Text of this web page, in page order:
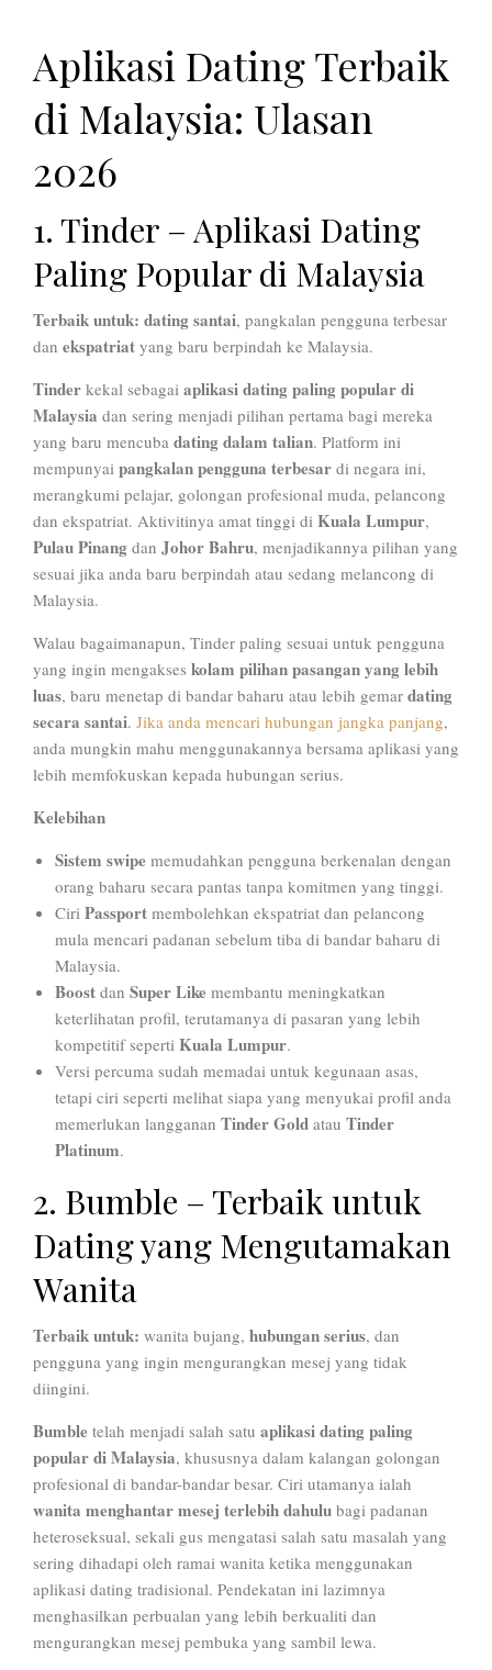
Aplikasi Dating Terbaik
di Malaysia: Ulasan
2026
1. Tinder – Aplikasi Dating
Paling Popular di Malaysia
Terbaik untuk: dating santai, pangkalan pengguna terbesar
dan ekspatriat yang baru berpindah ke Malaysia.
Tinder kekal sebagai aplikasi dating paling popular di
Malaysia dan sering menjadi pilihan pertama bagi mereka
yang baru mencuba dating dalam talian. Platform ini
mempunyai pangkalan pengguna terbesar di negara ini,
merangkumi pelajar, golongan profesional muda, pelancong
dan ekspatriat. Aktivitinya amat tinggi di Kuala Lumpur,
Pulau Pinang dan Johor Bahru, menjadikannya pilihan yang
sesuai jika anda baru berpindah atau sedang melancong di
Malaysia.
Walau bagaimanapun, Tinder paling sesuai untuk pengguna
yang ingin mengakses kolam pilihan pasangan yang lebih
luas, baru menetap di bandar baharu atau lebih gemar dating
secara santai. Jika anda mencari hubungan jangka panjang,
anda mungkin mahu menggunakannya bersama aplikasi yang
lebih memfokuskan kepada hubungan serius.
Kelebihan
Sistem swipe memudahkan pengguna berkenalan dengan
orang baharu secara pantas tanpa komitmen yang tinggi.
Ciri Passport membolehkan ekspatriat dan pelancong
mula mencari padanan sebelum tiba di bandar baharu di
Malaysia.
Boost dan Super Like membantu meningkatkan
keterlihatan profil, terutamanya di pasaran yang lebih
kompetitif seperti Kuala Lumpur.
Versi percuma sudah memadai untuk kegunaan asas,
tetapi ciri seperti melihat siapa yang menyukai profil anda
memerlukan langganan Tinder Gold atau Tinder
Platinum.
2. Bumble – Terbaik untuk
Dating yang Mengutamakan
Wanita
Terbaik untuk: wanita bujang, hubungan serius, dan
pengguna yang ingin mengurangkan mesej yang tidak
diingini.
Bumble telah menjadi salah satu aplikasi dating paling
popular di Malaysia, khususnya dalam kalangan golongan
profesional di bandar-bandar besar. Ciri utamanya ialah
wanita menghantar mesej terlebih dahulu bagi padanan
heteroseksual, sekali gus mengatasi salah satu masalah yang
sering dihadapi oleh ramai wanita ketika menggunakan
aplikasi dating tradisional. Pendekatan ini lazimnya
menghasilkan perbualan yang lebih berkualiti dan
mengurangkan mesej pembuka yang sambil lewa.